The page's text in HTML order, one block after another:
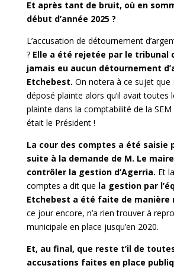
Et après tant de bruit, où en
début d’année 2025 ?
L’accusation de détournement
? Elle a été rejetée par le tribunal
jamais eu aucun détournement
Etchebest. On notera à ce sujet que
déposé plainte alors qu’il avait toutes
plainte dans la comptabilité de la
était le Président !
La cour des comptes a été saisie
suite à la demande de M. Le
contrôler la gestion d’Agerria. Et
comptes a dit que la gestion par
Etchebest a été faite de manière
ce jour encore, n’a rien trouver à
municipale en place jusqu’en 2020.
Et, au final, que reste t’il de
accusations faites en place